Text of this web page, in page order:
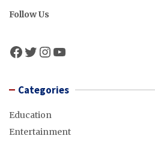
Follow Us
Facebook
Twitter
Instagram
YouTube
Categories
Education
Entertainment